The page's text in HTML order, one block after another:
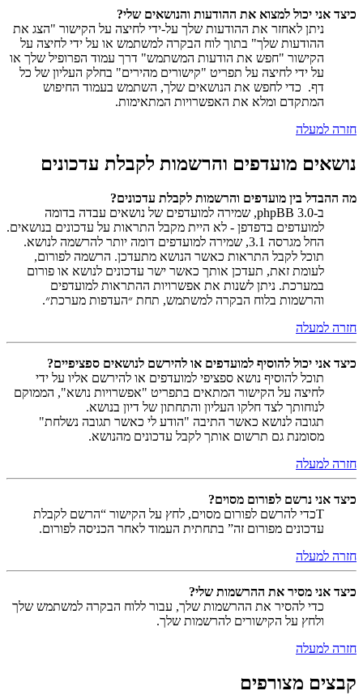
כיצד אני יכול למצוא את ההודעות והנושאים שלי?
ניתן לאחזר את ההודעות שלך על-ידי לחיצה על הקישור "הצג את
ההודעות שלך" בתוך לוח הבקרה למשתמש או על ידי לחיצה על
הקישור "חפש את הודעות המשתמש" דרך עמוד הפרופיל שלך או
על ידי לחיצה על תפריט "קישורים מהירים" בחלק העליון של כל
דף. כדי לחפש את הנושאים שלך, השתמש בעמוד החיפוש
המתקדם ומלא את האפשרויות המתאימות.
חזרה למעלה
נושאים מועדפים והרשמות לקבלת עדכונים
מה ההבדל בין מועדפים והרשמות לקבלת עדכונים?
ב-phpBB 3.0, שמירה למועדפים של נושאים עבדה בדומה
למועדפים בדפדפן - לא היית מקבל התראות על עדכונים בנושאים.
החל מגרסה 3.1, שמירה למועדפים דומה יותר להרשמה לנושא.
תוכל לקבל התראות כאשר הנושא מתעדכן. הרשמה לפורום,
לעומת זאת, תעדכן אותך כאשר ישר עדכונים לנושא או פורום
במערכת. ניתן לשנות את אפשרויות ההתראות למועדפים
והרשמות בלוח הבקרה למשתמש, תחת ״העדפות מערכת״.
חזרה למעלה
כיצד אני יכול להוסיף למועדפים או להירשם לנושאים ספציפיים?
תוכל להוסיף נושא ספציפי למועדפים או להירשם אליו על ידי
לחיצה על הקישור המתאים בתפריט "אפשרויות נושא", הממוקם
לנוחותך לצד חלקו העליון והתחתון של דיון בנושא.
תגובה לנושא כאשר התיבה "הודע לי כאשר תגובה נשלחת"
מסומנת גם תרשום אותך לקבל עדכונים מהנושא.
חזרה למעלה
כיצד אני נרשם לפורום מסוים?
Tכדי להרשם לפורום מסוים, לחץ על הקישור “הרשם לקבלת
עדכונים מפורום זה” בתחתית העמוד לאחר הכניסה לפורום.
חזרה למעלה
כיצד אני מסיר את ההרשמות שלי?
כדי להסיר את ההרשמות שלך, עבור ללוח הבקרה למשתמש שלך
ולחץ על הקישורים להרשמות שלך.
חזרה למעלה
קבצים מצורפים